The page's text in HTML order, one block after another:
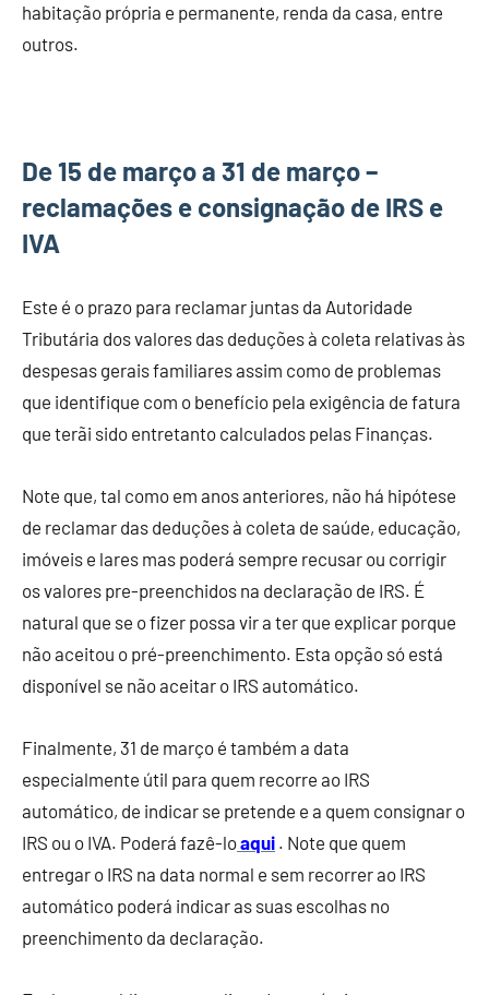
habitação própria e permanente, renda da casa, entre
outros.
De 15 de março a 31 de março –
reclamações e consignação de IRS e
IVA
Este é o prazo para reclamar juntas da Autoridade
Tributária dos valores das deduções à coleta relativas às
despesas gerais familiares assim como de problemas
que identifique com o benefício pela exigência de fatura
que terãi sido entretanto calculados pelas Finanças.
Note que, tal como em anos anteriores, não há hipótese
de reclamar das deduções à coleta de saúde, educação,
imóveis e lares mas poderá sempre recusar ou corrigir
os valores pre-preenchidos na declaração de IRS. É
natural que se o fizer possa vir a ter que explicar porque
não aceitou o pré-preenchimento. Esta opção só está
disponível se não aceitar o IRS automático.
Finalmente, 31 de março é também a data
especialmente útil para quem recorre ao IRS
automático, de indicar se pretende e a quem consignar o
IRS ou o IVA. Poderá fazê-loaqui . Note que quem
entregar o IRS na data normal e sem recorrer ao IRS
automático poderá indicar as suas escolhas no
preenchimento da declaração.